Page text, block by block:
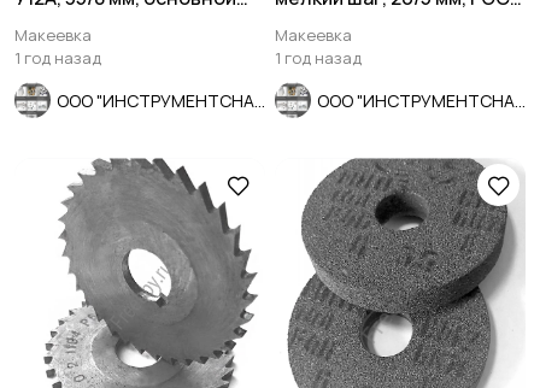
шаг, СССР.
Макеевка
1 год назад
7740-71, СССР.
Макеевка
1 год назад